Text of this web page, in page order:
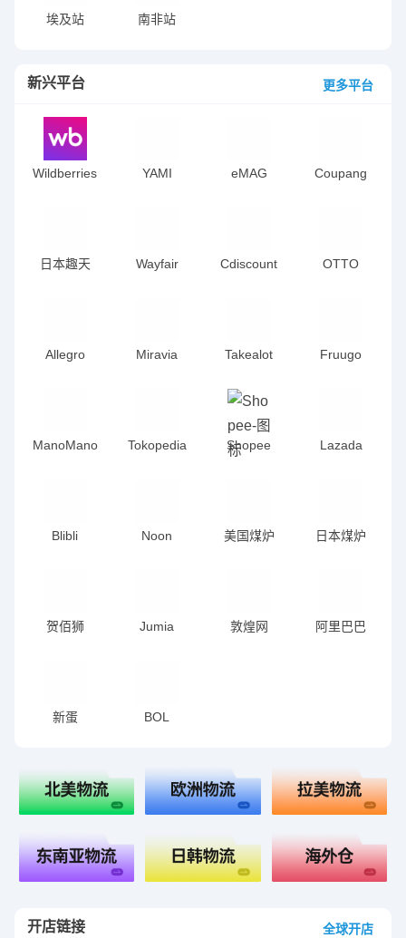
埃及站 南非站
新兴平台 更多平台
Wildberries YAMI eMAG Coupang
日本趣天 Wayfair Cdiscount OTTO
Allegro Miravia Takealot Fruugo
ManoMano Tokopedia Shopee
巴西 墨西哥
Lazada
Blibli Noon 美国煤炉 日本煤炉
贺佰狮 Jumia 敦煌网 阿里巴巴
新蛋 BOL
开店链接 全球开店